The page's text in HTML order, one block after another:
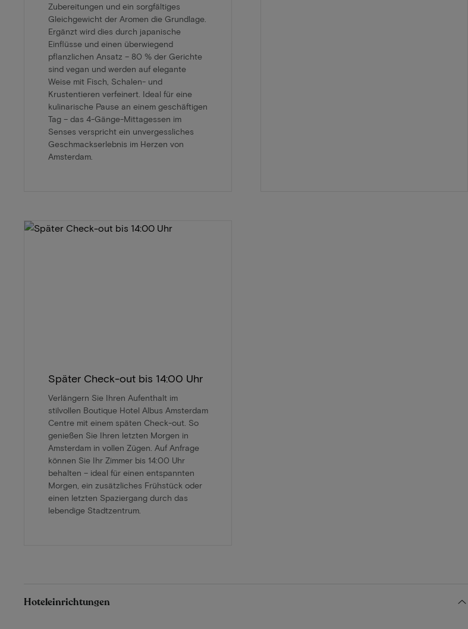
Zubereitungen und ein sorgfältiges
Gleichgewicht der Aromen die Grundlage.
Ergänzt wird dies durch japanische
Einflüsse und einen überwiegend
pflanzlichen Ansatz – 80 % der Gerichte
sind vegan und werden auf elegante
Weise mit Fisch, Schalen- und
Krustentieren verfeinert. Ideal für eine
kulinarische Pause an einem geschäftigen
Tag – das 4-Gänge-Mittagessen im
Senses verspricht ein unvergessliches
Geschmackserlebnis im Herzen von
Amsterdam.
Später Check-out bis 14:00 Uhr
Verlängern Sie Ihren Aufenthalt im
stilvollen Boutique Hotel Albus Amsterdam
Centre mit einem späten Check-out. So
genießen Sie Ihren letzten Morgen in
Amsterdam in vollen Zügen. Auf Anfrage
können Sie Ihr Zimmer bis 14:00 Uhr
behalten – ideal für einen entspannten
Morgen, ein zusätzliches Frühstück oder
einen letzten Spaziergang durch das
lebendige Stadtzentrum.
Hoteleinrichtungen